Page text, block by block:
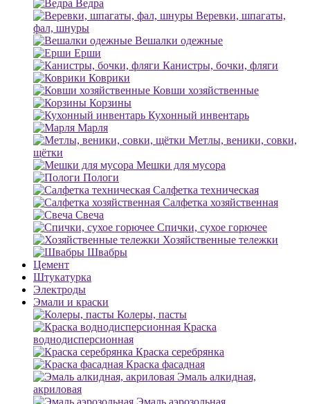
Ведра
Веревки, шпагаты,
фал, шнуры
Вешалки одежные
Ерши
Канистры, бочки, фляги
Коврики
Ковши хозяйственные
Корзины
Кухонный инвентарь
Марля
Метлы, веники, совки,
щётки
Мешки для мусора
Пологи
Салфетка техническая
Салфетка хозяйственная
Свеча
Спички, сухое горючее
Хозяйственные тележки
Швабры
Цемент
Штукатурка
Электроды
Эмали и краски
Колеры, пасты
Краска
воднодисперсионная
Краска серебрянка
Краска фасадная
Эмаль алкидная,
акриловая
Эмаль аэрозольная